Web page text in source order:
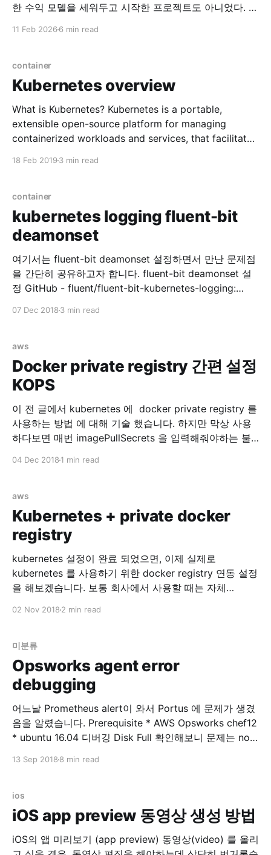
한 수익 모델을 세워두고 시작한 프로젝트도 아니었다. 시
화면에 배치해
11 Feb 2026 6 min read
container
Kubernetes overview
What is Kubernetes? Kubernetes is a portable,
extensible open-source platform for managing
containerized workloads and services, that facilitates
container) * Horizontal scaling * Automated rollouts
and rollbacks * Self-healing * Service discovery and
load balancing * Secret and configuration
management Ref:
18 Feb 2019 3 min read
container
kubernetes logging fluent-bit
deamonset
여기서는 fluent-bit deamonset 설정하면서 만난 문제점
을 간단히 공유하고자 합니다. fluent-bit deamonset 설
정 GitHub - fluent/fluent-bit-kubernetes-logging:
https://raw.githubusercontent.com/fluent/fluent-bit-
kubernetes-logging/master/fluent-bit-service-
account.yaml $ kubectl create -f
07 Dec 2018 3 min read
aws
Docker private registry 간편 설정
KOPS
이 전 글에서 kubernetes 에 docker private registry 를
사용하는 방법 에 대해 기술 했습니다. 하지만 막상 사용
하다보면 매번 imagePullSecrets 을 입력해줘야하는 불
04 Dec 2018 1 min read
aws
Kubernetes + private docker
registry
kubernetes 설정이 완료 되었으면, 이제 실제로
kubernetes 를 사용하기 위한 docker registry 연동 설정
을 해보겠습니다. 보통 회사에서 사용할 때는 자체
- Kubernetes 위 글을 참고
02 Nov 2018 2 min read
미분류
Opsworks agent error
debugging
어느날 Prometheus alert이 와서 Portus 에 문제가 생겼
음을 알렸습니다. Prerequisite * AWS Opsworks chef12
* ubuntu 16.04 디버깅 Disk Full 확인해보니 문제는 no
니다. 확인해보니 portus의 nginx 로그가 2GB 씩 stdout,
AWS opsworks
13 Sep 2018 8 min read
ios
iOS app preview 동영상 생성 방법
iOS의 앱 미리보기 (app preview) 동영상(video) 를 올리